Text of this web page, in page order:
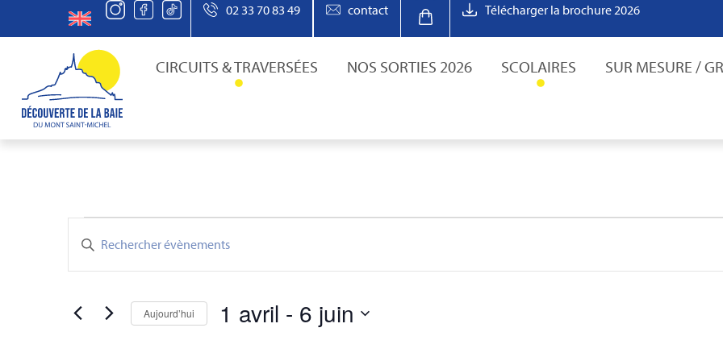
02 33 70 83 49 contact Télécharger la brochure 2026
CIRCUITS & TRAVERSÉES NOS SORTIES 2026 SCOLAIRES SUR MESURE /
Recherche
et
mot-
Rechercher
mot-
clé.
Aujourd’hui 1 avril - 6 juin